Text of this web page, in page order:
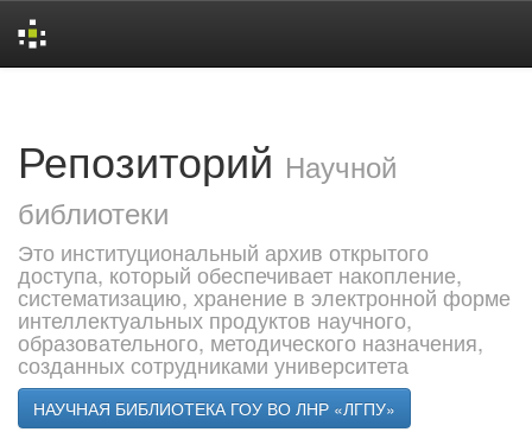
Репозиторий Научной
библиотеки
Это институциональный архив открытого
доступа, который обеспечивает накопление,
систематизацию, хранение в электронной форме
интеллектуальных продуктов научного,
образовательного, методического назначения,
созданных сотрудниками университета
НАУЧНАЯ БИБЛИОТЕКА ГОУ ВО ЛНР «ЛГПУ»